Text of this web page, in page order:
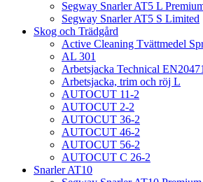
Segway Snarler AT5 L
Segway Snarler AT5 S Limited
Skog och Trädgård
Active Cleaning Tvättmedel
AL 301
Arbetsjacka Technical
Arbetsjacka, trim och röj L
AUTOCUT 11-2
AUTOCUT 2-2
AUTOCUT 36-2
AUTOCUT 46-2
AUTOCUT 56-2
AUTOCUT C 26-2
Snarler AT10